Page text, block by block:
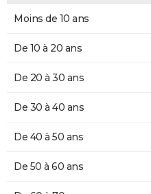
Moins de 10 ans
De 10 à 20 ans
De 20 à 30 ans
De 30 à 40 ans
De 40 à 50 ans
De 50 à 60 ans